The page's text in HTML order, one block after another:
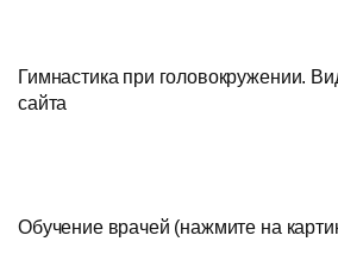
Гимнастика при головокружении.
сайта
Обучение врачей (нажмите на